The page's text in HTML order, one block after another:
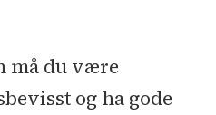
må du være
og ha gode